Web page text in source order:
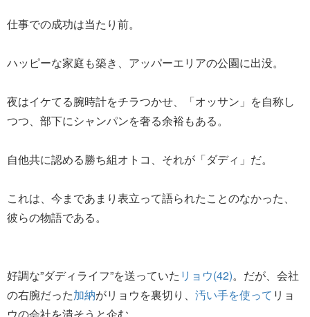
仕事での成功は当たり前。
ハッピーな家庭も築き、アッパーエリアの公園に出没。
夜はイケてる腕時計をチラつかせ、「オッサン」を自称し
つつ、部下にシャンパンを奢る余裕もある。
自他共に認める勝ち組オトコ、それが「ダディ」だ。
これは、今まであまり表立って語られたことのなかった、
彼らの物語である。
好調な”ダディライフ”を送っていた リョウ(42)。だが、会社
の右腕だった加納がリョウを裏切り、 汚い手を使って リョ
ウの会社を潰そうと企む。